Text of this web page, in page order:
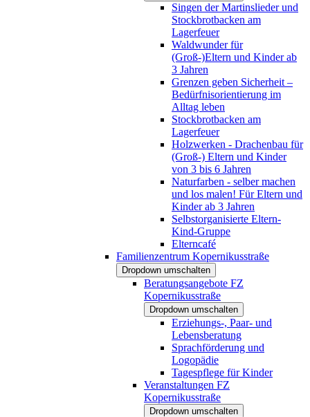
Singen der Martinslieder und
Stockbrotbacken am
Lagerfeuer
Waldwunder für
(Groß-)Eltern und Kinder ab
3 Jahren
Grenzen geben Sicherheit –
Bedürfnisorientierung im
Alltag leben
Stockbrotbacken am
Lagerfeuer
Holzwerken - Drachenbau für
(Groß-) Eltern und Kinder
von 3 bis 6 Jahren
Naturfarben - selber machen
und los malen! Für Eltern und
Kinder ab 3 Jahren
Selbstorganisierte Eltern-
Kind-Gruppe
Elterncafé
Familienzentrum Kopernikusstraße
Dropdown umschalten
Beratungsangebote FZ
Kopernikusstraße
Dropdown umschalten
Erziehungs-, Paar- und
Lebensberatung
Sprachförderung und
Logopädie
Tagespflege für Kinder
Veranstaltungen FZ
Kopernikusstraße
Dropdown umschalten